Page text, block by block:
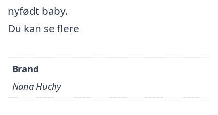
nyfødt baby.
Du kan se flere
Brand
Nana Huchy